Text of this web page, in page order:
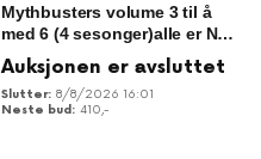
Mythbusters volume 3 til å
med 6 (4 sesonger)alle er NYE
I PLAST
Auksjonen er avsluttet
8/8/2026 16:01
410,-